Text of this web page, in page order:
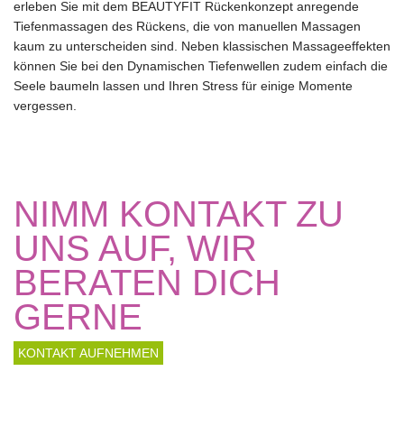
erleben Sie mit dem BEAUTYFIT Rückenkonzept anregende
Tiefenmassagen des Rückens, die von manuellen Massagen
kaum zu unterscheiden sind. Neben klassischen Massageeffekten
können Sie bei den Dynamischen Tiefenwellen zudem einfach die
Seele baumeln lassen und Ihren Stress für einige Momente
vergessen.
NIMM KONTAKT ZU
UNS AUF, WIR
BERATEN DICH
GERNE
KONTAKT AUFNEHMEN